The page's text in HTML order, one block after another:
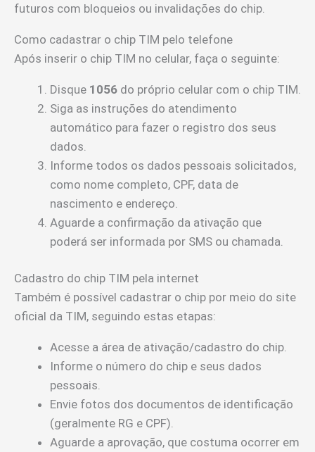
futuros com bloqueios ou invalidações do chip.
Como cadastrar o chip TIM pelo telefone
Após inserir o chip TIM no celular, faça o seguinte:
Disque 1056 do próprio celular com o chip TIM.
Siga as instruções do atendimento
automático para fazer o registro dos seus
dados.
Informe todos os dados pessoais solicitados,
como nome completo, CPF, data de
nascimento e endereço.
Aguarde a confirmação da ativação que
poderá ser informada por SMS ou chamada.
Cadastro do chip TIM pela internet
Também é possível cadastrar o chip por meio do site
oficial da TIM, seguindo estas etapas:
Acesse a área de ativação/cadastro do chip.
Informe o número do chip e seus dados
pessoais.
Envie fotos dos documentos de identificação
(geralmente RG e CPF).
Aguarde a aprovação, que costuma ocorrer em